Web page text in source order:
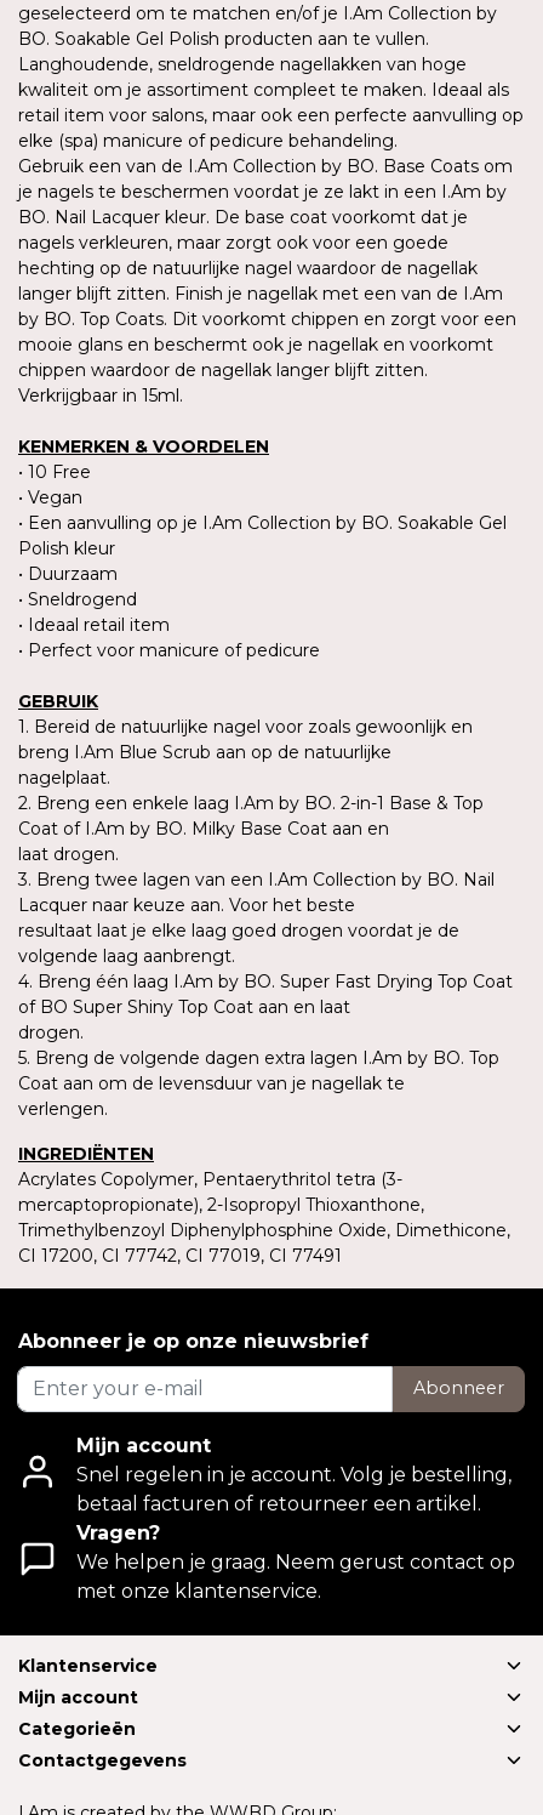
geselecteerd om te matchen en/of je I.Am Collection by
BO. Soakable Gel Polish producten aan te vullen.
Langhoudende, sneldrogende nagellakken van hoge
kwaliteit om je assortiment compleet te maken. Ideaal als
retail item voor salons, maar ook een perfecte aanvulling op
elke (spa) manicure of pedicure behandeling.
Gebruik een van de I.Am Collection by BO. Base Coats om
je nagels te beschermen voordat je ze lakt in een I.Am by
BO. Nail Lacquer kleur. De base coat voorkomt dat je
nagels verkleuren, maar zorgt ook voor een goede
hechting op de natuurlijke nagel waardoor de nagellak
langer blijft zitten. Finish je nagellak met een van de I.Am
by BO. Top Coats. Dit voorkomt chippen en zorgt voor een
mooie glans en beschermt ook je nagellak en voorkomt
chippen waardoor de nagellak langer blijft zitten.
Verkrijgbaar in 15ml.
KENMERKEN & VOORDELEN
• 10 Free
• Vegan
• Een aanvulling op je I.Am Collection by BO. Soakable Gel
Polish kleur
• Duurzaam
• Sneldrogend
• Ideaal retail item
• Perfect voor manicure of pedicure
GEBRUIK
1. Bereid de natuurlijke nagel voor zoals gewoonlijk en
breng I.Am Blue Scrub aan op de natuurlijke
nagelplaat.
2. Breng een enkele laag I.Am by BO. 2-in-1 Base & Top
Coat of I.Am by BO. Milky Base Coat aan en
laat drogen.
3. Breng twee lagen van een I.Am Collection by BO. Nail
Lacquer naar keuze aan. Voor het beste
resultaat laat je elke laag goed drogen voordat je de
volgende laag aanbrengt.
4. Breng één laag I.Am by BO. Super Fast Drying Top Coat
of BO Super Shiny Top Coat aan en laat
drogen.
5. Breng de volgende dagen extra lagen I.Am by BO. Top
Coat aan om de levensduur van je nagellak te
verlengen.
INGREDIËNTEN
Acrylates Copolymer, Pentaerythritol tetra (3-
mercaptopropionate), 2-Isopropyl Thioxanthone,
Trimethylbenzoyl Diphenylphosphine Oxide, Dimethicone,
CI 17200, CI 77742, CI 77019, CI 77491
Abonneer je op onze nieuwsbrief
Abonneer
Mijn account
Snel regelen in je account. Volg je bestelling,
betaal facturen of retourneer een artikel.
Vragen?
We helpen je graag. Neem gerust contact op
met onze klantenservice.
Klantenservice
Mijn account
Categorieën
Contactgegevens